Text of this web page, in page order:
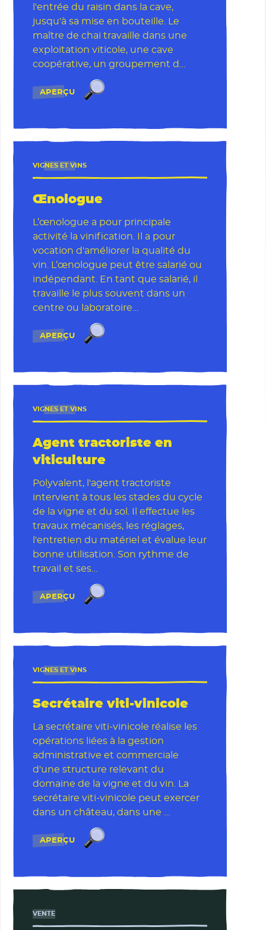
L'Aventure du vivant, Le Tour
l'entrée du raisin dans la cave,
jusqu'à sa mise en bouteille. Le
maître de chai travaille dans une
exploitation viticole, une cave
coopérative, un groupement d…
APERÇU Maître de chai
VIGNES ET VINS
Œnologue
L’œnologue a pour principale
activité la vinification. Il a pour
vocation d'améliorer la qualité du
vin. L’œnologue peut être salarié ou
indépendant. En tant que salarié, il
travaille le plus souvent dans un
centre ou laboratoire…
APERÇU Œnologue
VIGNES ET VINS
Agent tractoriste en
viticulture
Polyvalent, l'agent tractoriste
intervient à tous les stades du cycle
de la vigne et du sol. Il effectue les
travaux mécanisés, les réglages,
l'entretien du matériel et évalue leur
bonne utilisation. Son rythme de
travail et ses…
APERÇU Agent tractoriste en viticulture
VIGNES ET VINS
Secrétaire viti-vinicole
La secrétaire viti-vinicole réalise les
opérations liées à la gestion
administrative et commerciale
d'une structure relevant du
domaine de la vigne et du vin. La
secrétaire viti-vinicole peut exercer
dans un château, dans une …
APERÇU Secrétaire viti-vinicole
VENTE